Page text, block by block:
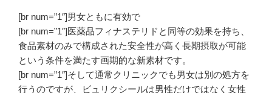
[br num=”1″]男女ともに有効で
[br num=”1″]医薬品フィナステリドと同等の効果を持ち、
食品素材のみで構成された安全性が高く長期摂取が可能
という条件を満たす画期的な新素材です。
[br num=”1″]そして通常クリニックでも男女は別の処方を
行うのですが、ビュリクシールは男性だけではなく女性